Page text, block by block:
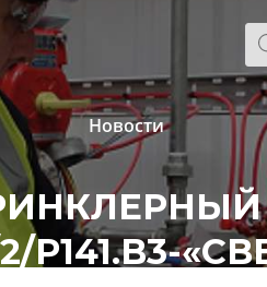
Новости
P141.B3-